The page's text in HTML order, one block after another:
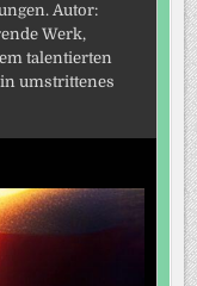
Autor:
Werk,
talentierten
umstrittenes